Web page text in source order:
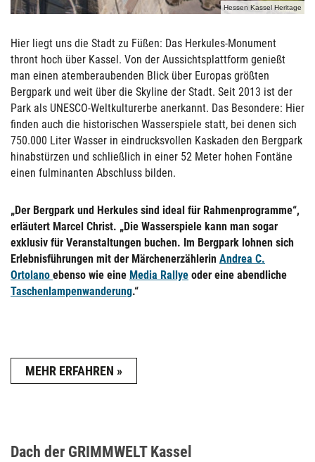
Hessen Kassel Heritage
Hier liegt uns die Stadt zu Füßen: Das Herkules-Monument
thront hoch über Kassel. Von der Aussichtsplattform genießt
man einen atemberaubenden Blick über Europas größten
Bergpark und weit über die Skyline der Stadt. Seit 2013 ist der
Park als UNESCO-Weltkulturerbe anerkannt. Das Besondere: Hier
finden auch die historischen Wasserspiele statt, bei denen sich
750.000 Liter Wasser in eindrucksvollen Kaskaden den Bergpark
hinabstürzen und schließlich in einer 52 Meter hohen Fontäne
einen fulminanten Abschluss bilden.
„Der Bergpark und Herkules sind ideal für Rahmenprogramme“,
erläutert Marcel Christ. „Die Wasserspiele kann man sogar
exklusiv für Veranstaltungen buchen. Im Bergpark lohnen sich
Erlebnisführungen mit der Märchenerzählerin Andrea C.
Ortolano ebenso wie eine Media Rallye oder eine abendliche
Taschenlampenwanderung.“
MEHR ERFAHREN
Dach der GRIMMWELT Kassel